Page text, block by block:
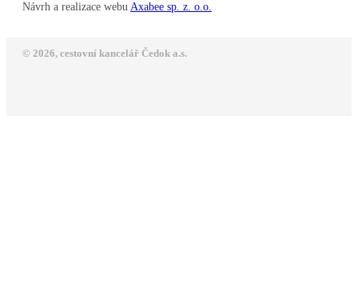
Návrh a realizace webu Axabee sp. z. o.o.
© 2026, cestovní kancelář Čedok a.s.